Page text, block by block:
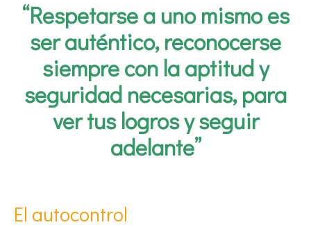
“Respetarse a uno mismo es
ser auténtico, reconocerse
siempre con la aptitud y
seguridad necesarias, para
ver tus logros y seguir
adelante”
El autocontrol